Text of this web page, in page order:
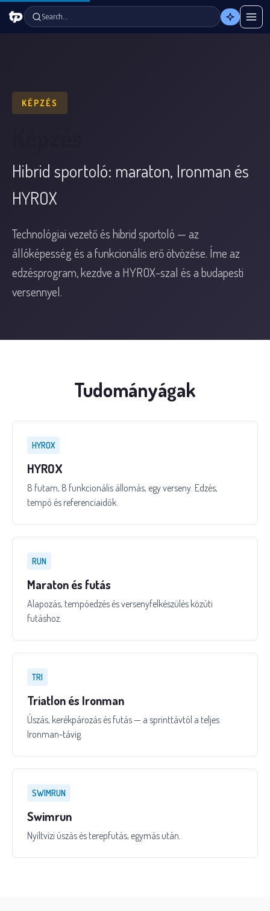
Search…
KÉPZÉS
Hibrid sportoló: maraton, Ironman és
HYROX
Technológiai vezető és hibrid sportoló — az
állóképesség és a funkcionális erő ötvözése. Íme az
edzésprogram, kezdve a HYROX-szal és a budapesti
versennyel.
Tudományágak
HYROX
HYROX
8 futam, 8 funkcionális állomás, egy verseny. Edzés,
tempó és referenciaidők.
RUN
Maraton és futás
Alapozás, tempóedzés és versenyfelkészülés közúti
futáshoz.
TRI
Triatlon és Ironman
Úszás, kerékpározás és futás — a sprinttávtól a teljes
Ironman-távig.
SWIMRUN
Swimrun
Nyíltvízi úszás és terepfutás, egymás után.